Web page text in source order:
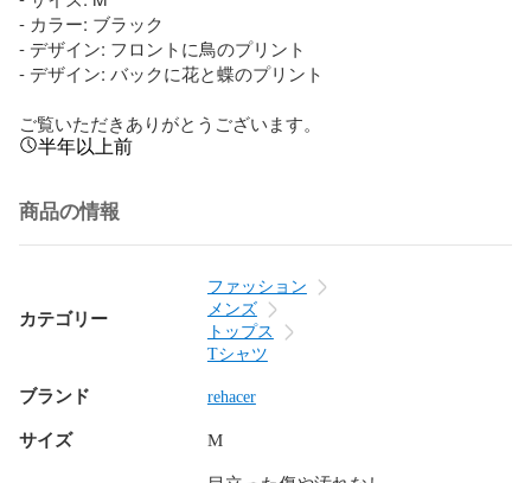
- カラー: ブラック
- デザイン: フロントに鳥のプリント
- デザイン: バックに花と蝶のプリント
ご覧いただきありがとうございます。
半年以上前
商品の情報
カテゴリー
ファッション
メンズ
トップス
Tシャツ
ブランド rehacer
サイズ M